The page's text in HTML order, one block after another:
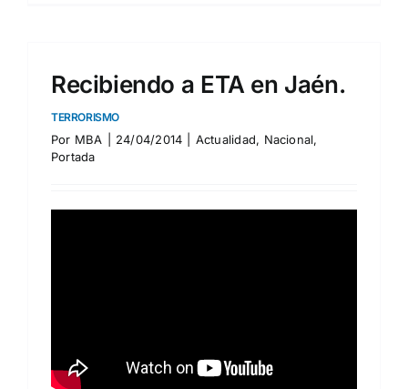
Recibiendo a ETA en Jaén.
TERRORISMO
Por MBA 24/04/2014 Actualidad, Nacional,
Portada